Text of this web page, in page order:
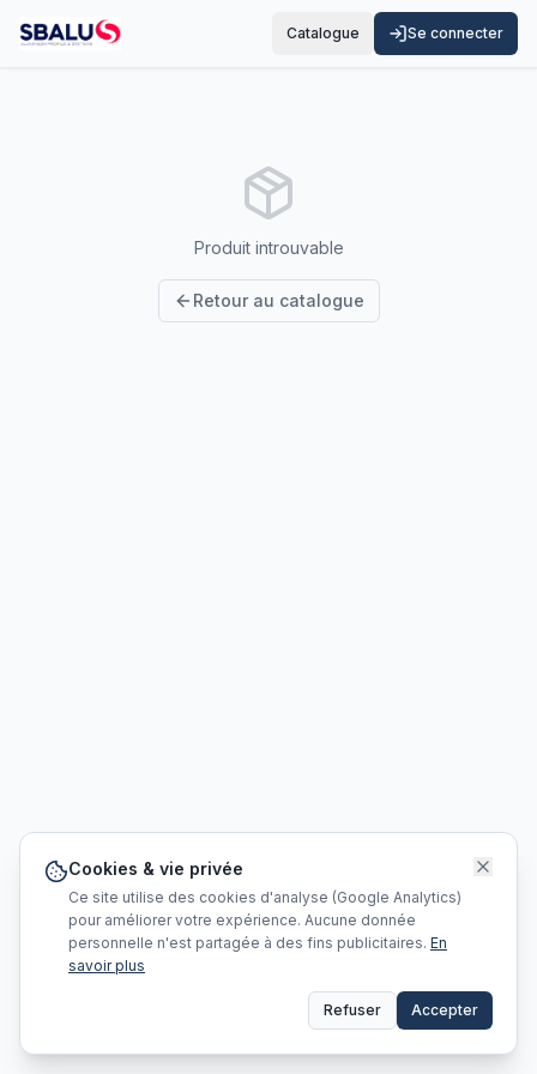
Catalogue Se connecter
Produit introuvable
Retour au catalogue
Cookies & vie privée
Ce site utilise des cookies d'analyse (Google Analytics)
pour améliorer votre expérience. Aucune donnée
personnelle n'est partagée à des fins publicitaires. En
savoir plus
Refuser Accepter